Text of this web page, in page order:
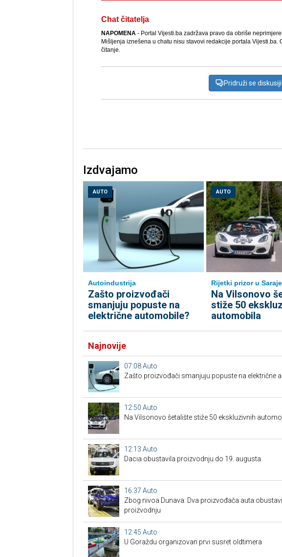
Chat čitatelja
NAPOMENA- Portal Vijesti.ba zadržava pravo da obriše
Mišljenja iznešena u chatu nisu stavovi redakcije portala Vijesti.ba.
čitanje.
Pridruži se diskusiji
Izdvajamo
AUTO
Autoindustrija
Zašto proizvođači
smanjuju popuste na
električne automobile?
AUTO
Rijetki prizor u
Na Vilsonovo
stiže 50
automobila
Najnovije
07:08Auto
Zašto proizvođači smanjuju popuste na električne
12:50 Auto
Na Vilsonovo šetalište stiže 50 ekskluzivnih
12:13 Auto
Dacia obustavila proizvodnju do 19. augusta
16:37 Auto
Zbog nivoa Dunava: Dva proizvođača auta
proizvodnju
12:45 Auto
U Goraždu organizovan prvi susret oldtimera